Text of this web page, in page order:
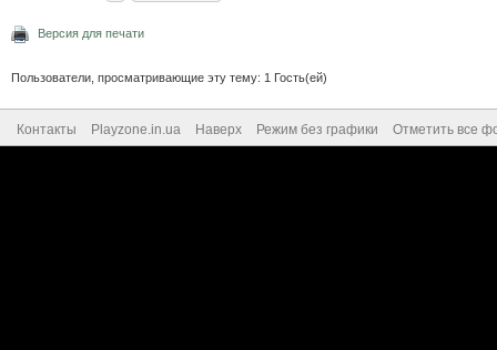
Версия для печати
Пользователи, просматривающие эту тему: 1 Гость(ей)
Контакты Playzone.in.ua Наверх Режим без графики Отметить все